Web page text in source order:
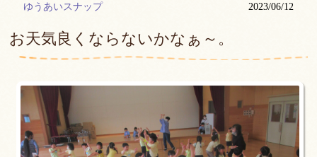
ゆうあいスナップ 2023/06/12
お天気良くならないかなぁ～。